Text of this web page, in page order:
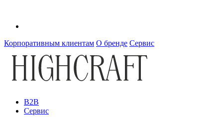
Корпоративным клиентам О бренде Сервис
B2B
Сервис